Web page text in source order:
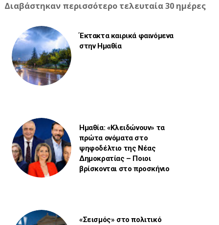
Διαβάστηκαν περισσότερο τελευταία 30 ημέρες
Έκτακτα καιρικά φαινόμενα
στην Ημαθία
Ημαθία: «Κλειδώνουν» τα
πρώτα ονόματα στο
ψηφοδέλτιο της Νέας
Δημοκρατίας – Ποιοι
βρίσκονται στο προσκήνιο
«Σεισμός» στο πολιτικό